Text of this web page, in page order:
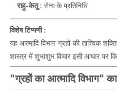
राहु-केतु: सेना के प्रतिनिधि
विशेष टिप्पणी :
यह आत्मादि विभाग ग्रहों की तात्त्विक
शास्त्र में शुभाशुभ विचार इसी आधार पर
"ग्रहों का आत्मादि विभाग"